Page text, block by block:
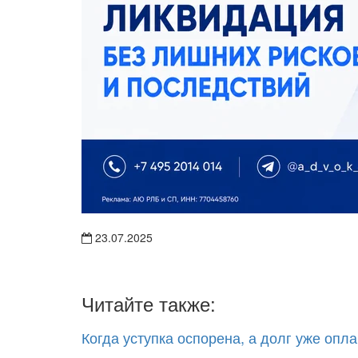
23.07.2025
Читайте также:
Когда уступка оспорена, а долг уже